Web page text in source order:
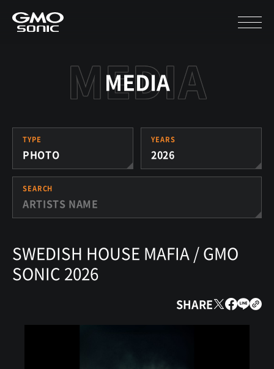
MEDIA
TYPE
PHOTO
YEARS
2026
SEARCH
SWEDISH HOUSE MAFIA / GMO
SONIC 2026
SHARE